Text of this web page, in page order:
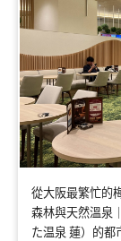
從大阪最繁忙的
森林與天然溫泉
た温泉 蓮）的都